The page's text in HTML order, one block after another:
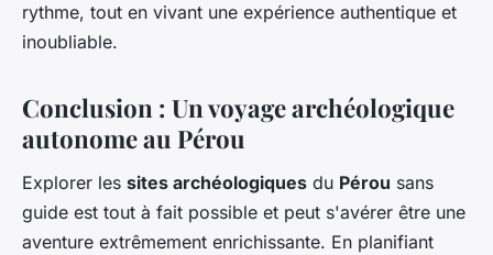
rythme, tout en vivant une expérience authentique et
inoubliable.
Conclusion : Un voyage archéologique
autonome au Pérou
Explorer les sites archéologiques du Pérou sans
guide est tout à fait possible et peut s'avérer être une
aventure extrêmement enrichissante. En planifiant